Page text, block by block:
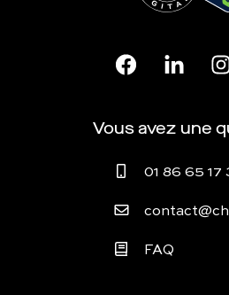
Vous avez une
01 86 65 17
FAQ